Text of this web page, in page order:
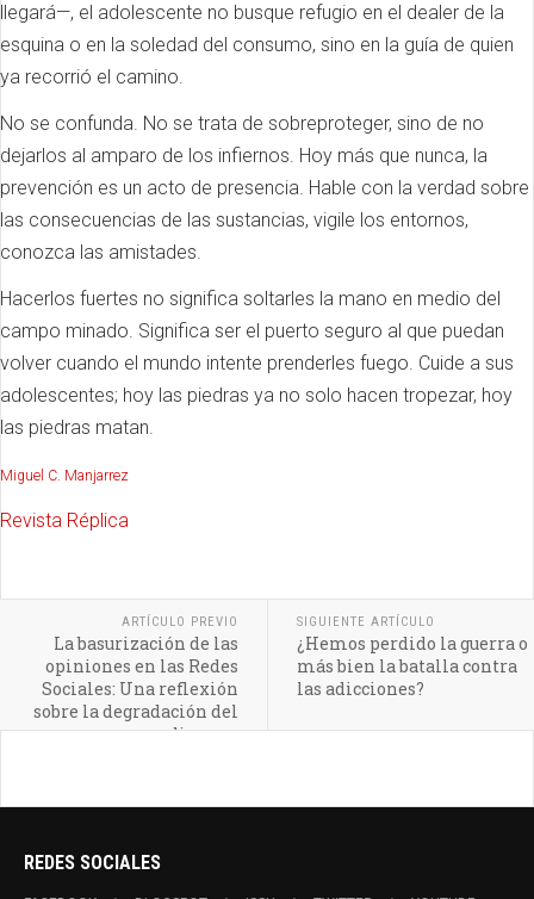
llegará—, el adolescente no busque refugio en el dealer de la
esquina o en la soledad del consumo, sino en la guía de quien
ya recorrió el camino.
No se confunda. No se trata de sobreproteger, sino de no
dejarlos al amparo de los infiernos. Hoy más que nunca, la
prevención es un acto de presencia. Hable con la verdad sobre
las consecuencias de las sustancias, vigile los entornos,
conozca las amistades.
Hacerlos fuertes no significa soltarles la mano en medio del
campo minado. Significa ser el puerto seguro al que puedan
volver cuando el mundo intente prenderles fuego. Cuide a sus
adolescentes; hoy las piedras ya no solo hacen tropezar, hoy
las piedras matan.
Miguel C. Manjarrez
Revista Réplica
ARTÍCULO PREVIO
La basurización de las
opiniones en las Redes
Sociales: Una reflexión
sobre la degradación del
discurso
SIGUIENTE ARTÍCULO
¿Hemos perdido la guerra o
más bien la batalla contra
las adicciones?
REDES SOCIALES